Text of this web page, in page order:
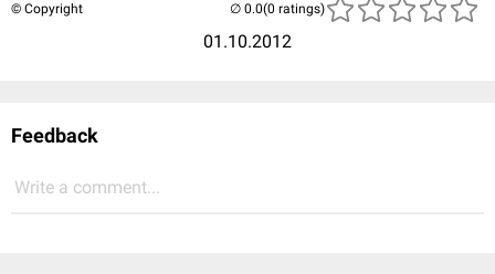
© Copyright
01.10.2012
(0 ratings)
Feedback
Write a comment...